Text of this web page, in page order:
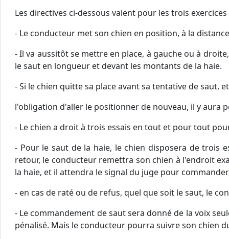
Les directives ci-dessous valent pour les trois
- Le conducteur met son chien en position, à la
- Il va aussitôt se mettre en place, à gauche ou à
le saut en longueur et devant les montants de la haie.
- Si le chien quitte sa place avant sa tentative de saut,
l'obligation d'aller le positionner de nouveau, il y aura
- Le chien a droit à trois essais en tout et pour tout
- Pour le saut de la haie, le chien disposera de trois
retour, le conducteur remettra son chien à l'endroit
la haie, et il attendra le signal du juge pour
- en cas de raté ou de refus, quel que soit le saut, le
- Le commandement de saut sera donné de la voix
pénalisé. Mais le conducteur pourra suivre son chien